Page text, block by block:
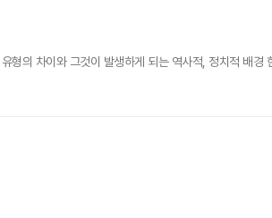
형의 차이와 그것이 발생하게 되는 역사적, 정치적 배경